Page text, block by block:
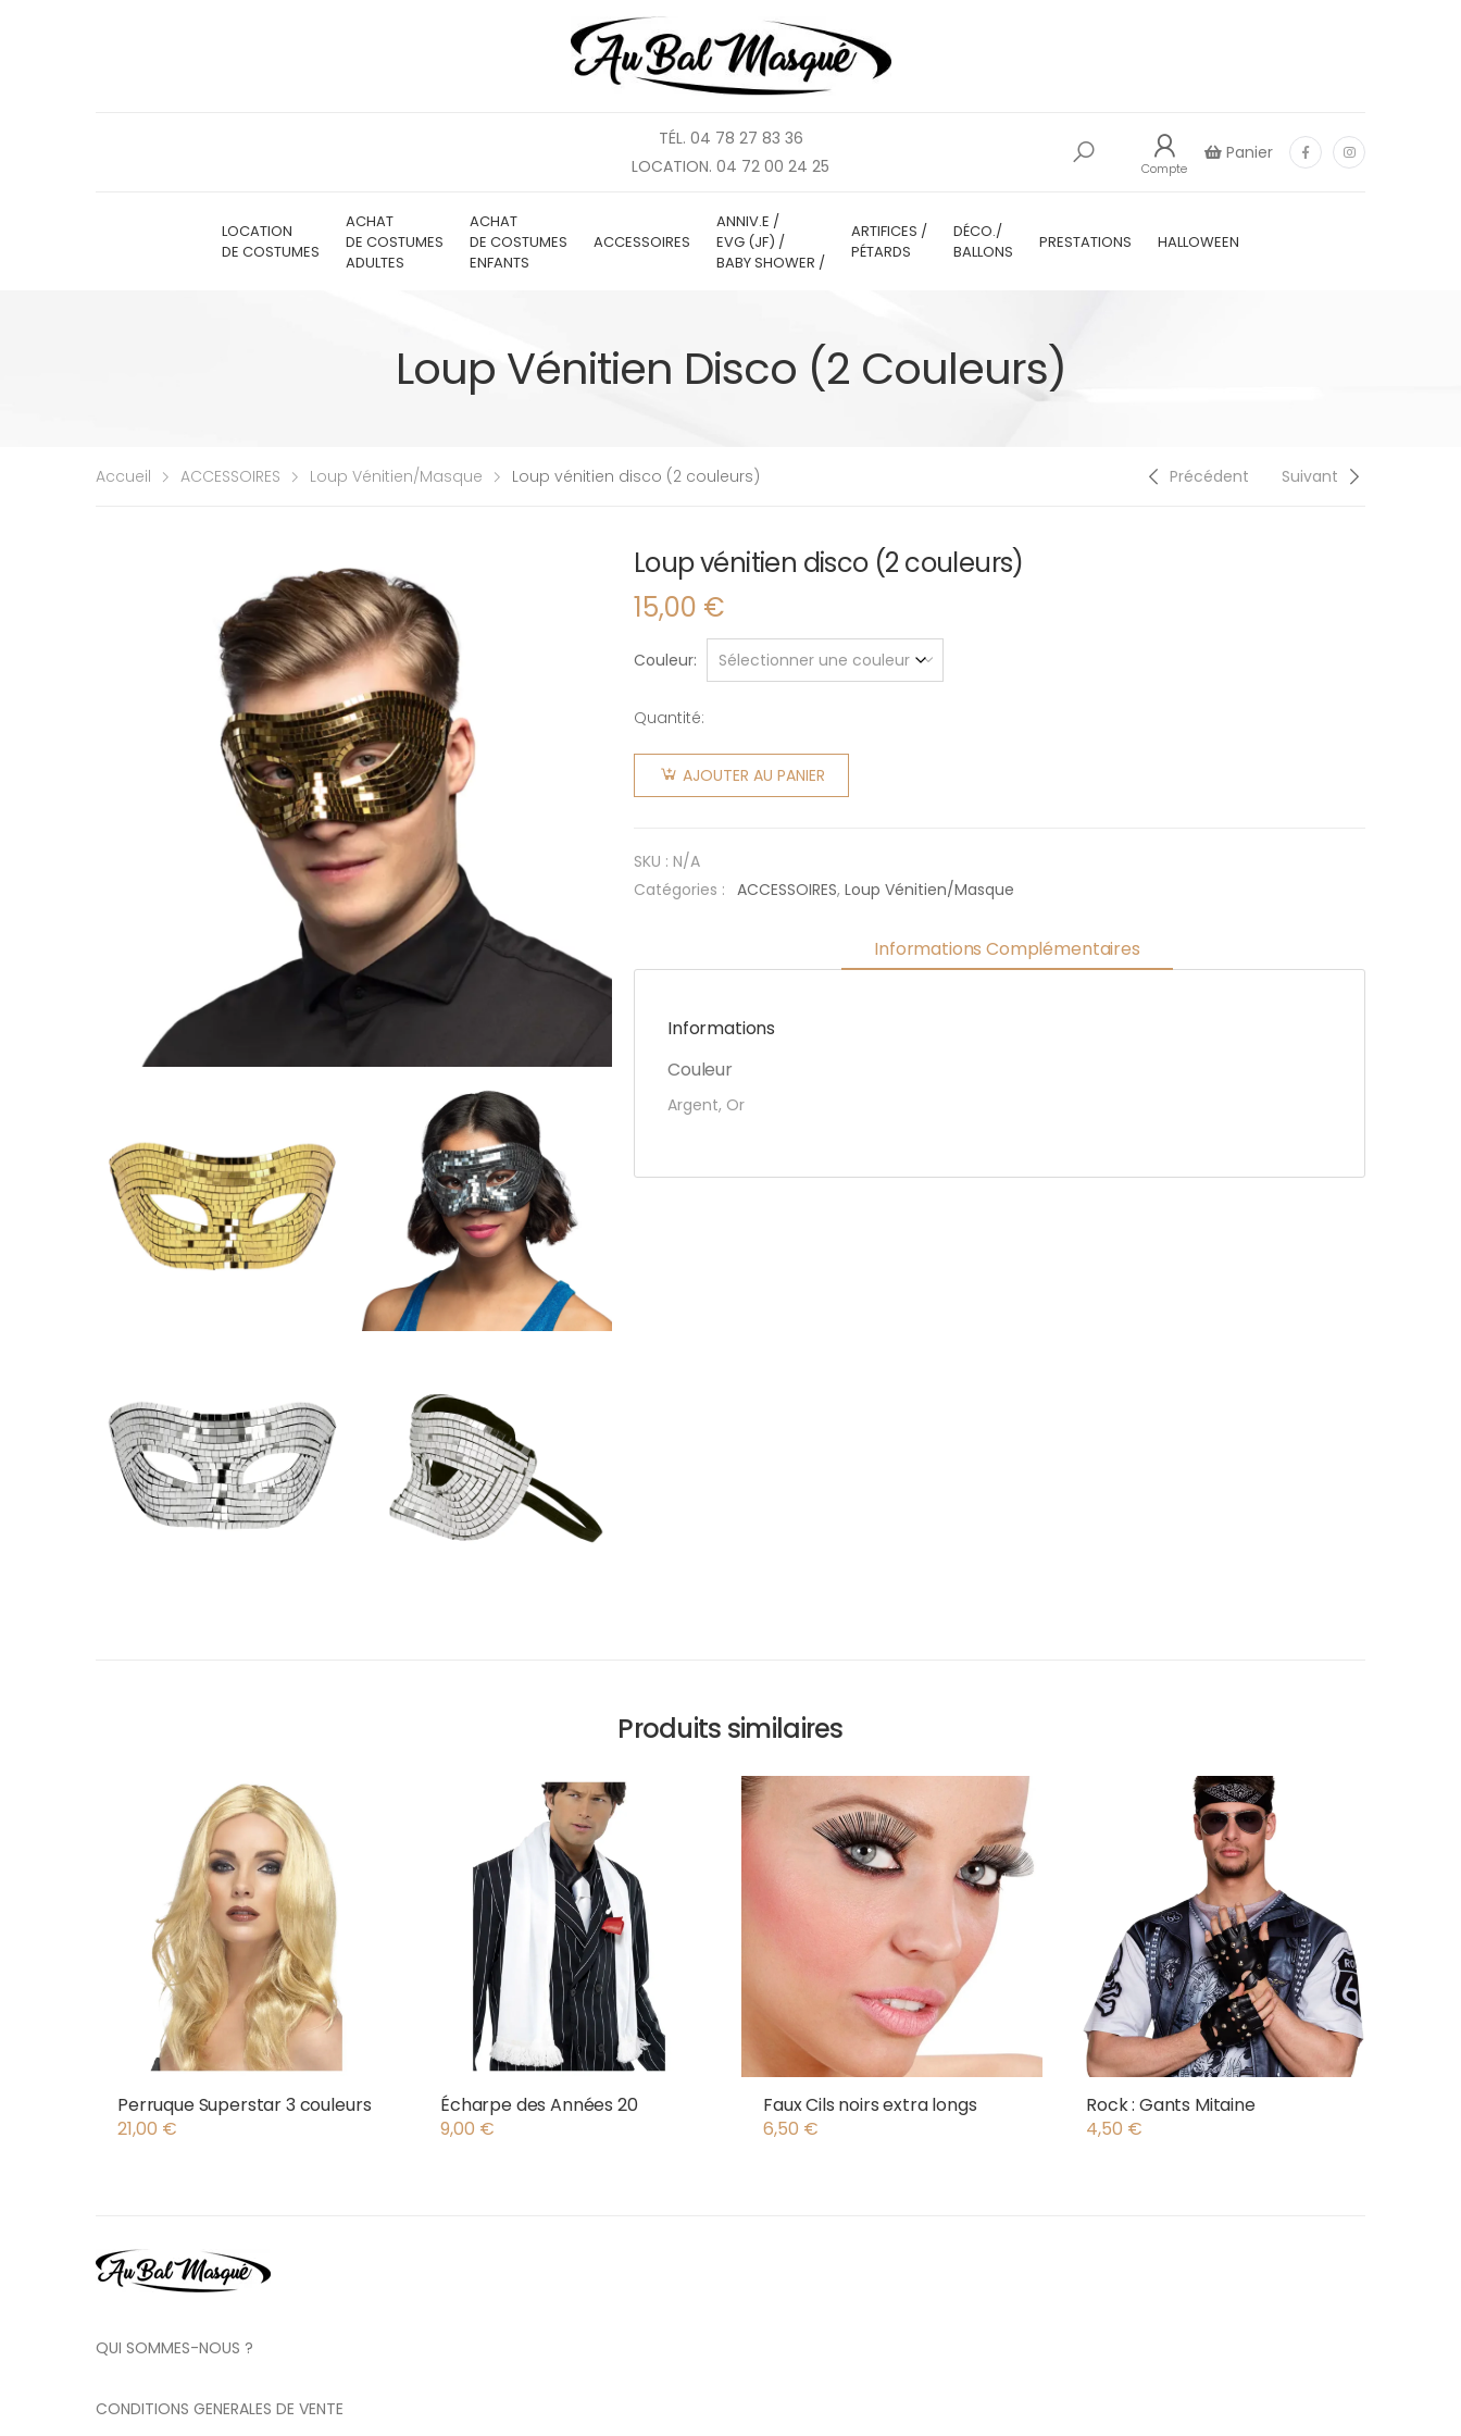
TÉL. 04 78 27 83 36
LOCATION. 04 72 00 24 25
Compte
Panier
LOCATION
DE COSTUMES
ACHAT
DE COSTUMES
ADULTES
ACHAT
DE COSTUMES
ENFANTS
ACCESSOIRES
ANNIV.E /
EVG (JF) /
BABY SHOWER /
ARTIFICES /
PÉTARDS
DÉCO./
BALLONS
PRESTATIONS HALLOWEEN
Loup Vénitien Disco (2 Couleurs)
Accueil ACCESSOIRES Loup Vénitien/Masque Loup vénitien disco (2 couleurs) Précédent Suivant
Loup vénitien disco (2 couleurs)
15,00 €
Couleur
Quantité:
quantité
de Loup
vénitien
AJOUTER AU PANIER
SKU : N/A
Catégories : ACCESSOIRES, Loup Vénitien/Masque
Informations Complémentaires
Informations
Couleur
Argent, Or
Produits similaires
Perruque Superstar 3 couleurs
21,00 €
Écharpe des Années 20
9,00 €
Faux Cils noirs extra longs
6,50 €
Rock : Gants Mitaine
4,50 €
QUI SOMMES-NOUS ?
CONDITIONS GENERALES DE VENTE